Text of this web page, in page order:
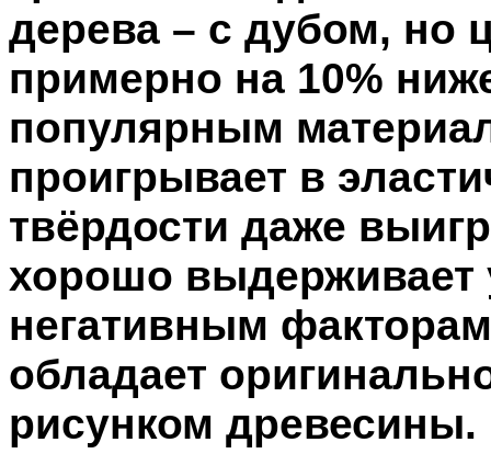
дерева – с дубом, но
примерно на 10%
популярным
проигрывает в
твёрдости даже
хорошо выдерживает
негативным
обладает
рисунком древесины.